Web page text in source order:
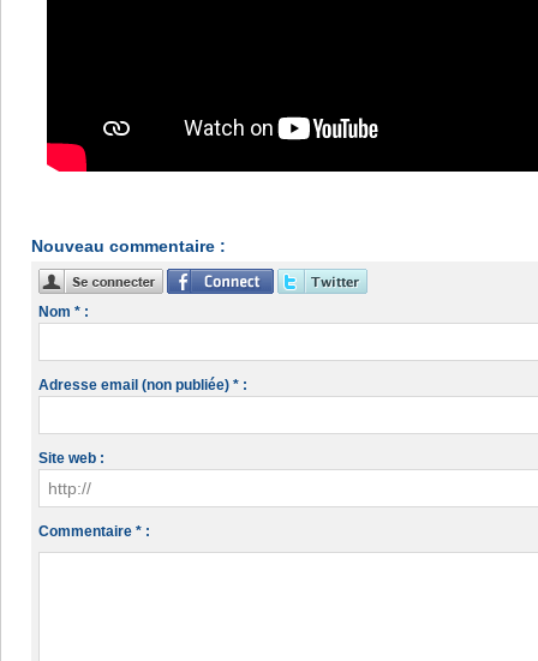
Nouveau commentaire :
Nom * :
Adresse email (non publiée) * :
Site web :
Commentaire * :